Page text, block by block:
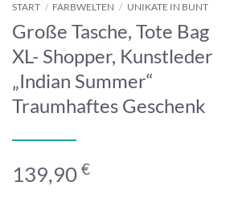
START / FARBWELTEN / UNIKATE IN BUNT
Große Tasche, Tote Bag
XL- Shopper, Kunstleder
„Indian Summer“
Traumhaftes Geschenk
139,90 €